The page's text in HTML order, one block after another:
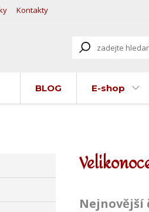
Kontakty
BLOG E-shop
Nejnovější